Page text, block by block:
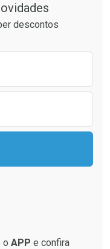
descontos
o APP e confira